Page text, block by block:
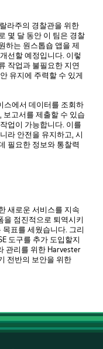
라주의 경찰관을 위한
몇 달 동안 이 팀은 경찰
하는 원스톱숍 앱을 제
선할 예정입니다. 이렇
작업과 불필요한 지연
유지에 주력할 수 있게
스에서 데이터를 조회하
보고서를 제출할 수 있습
업이 가능합니다. 이를
라 안전을 유지하고, 시
필요한 정보와 통찰력
새로운 서비스를 지속
을 점진적으로 퇴역시키
표를 세웠습니다. 그리
도구를 추가 도입할지
관리를 위한 Harvester
전반의 보안을 위한